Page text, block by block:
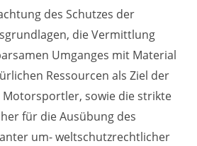
des Schutzes der
die Vermittlung
Umganges mit Material
Ressourcen als Ziel der
sowie die strikte
für die Ausübung des
um- weltschutzrechtlicher
von Informationen und
über die Website-
ohne dass einzelne
identifiziert werden können.